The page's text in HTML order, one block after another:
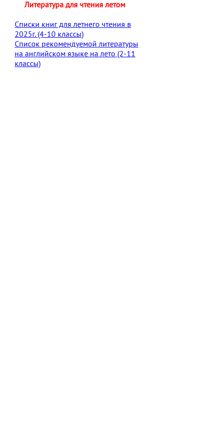
Литература для чтения летом
Списки книг для летнего чтения в
2025г. (4-10 классы)
Список рекомендуемой литературы
на английском языке на лето (2-11
классы)